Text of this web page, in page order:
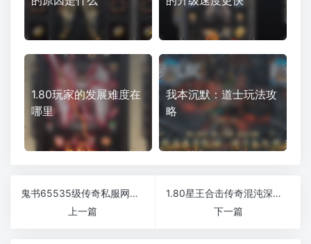
1.80玩家的发展难度在
哪里
我本沉默：道士玩法攻
略
鬼书65535级传奇私服网站攻速超快新版
上一篇
1.80星王合击传奇混沌深渊可以帮助玩家们完成升级吗
下一篇